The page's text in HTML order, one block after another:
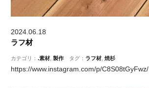
2024.06.18
ラフ材
カテゴリ：.素材 ,製作 タグ： ラフ材 ,焼杉
https://www.instagram.com/p/C8S08tGyFwz/